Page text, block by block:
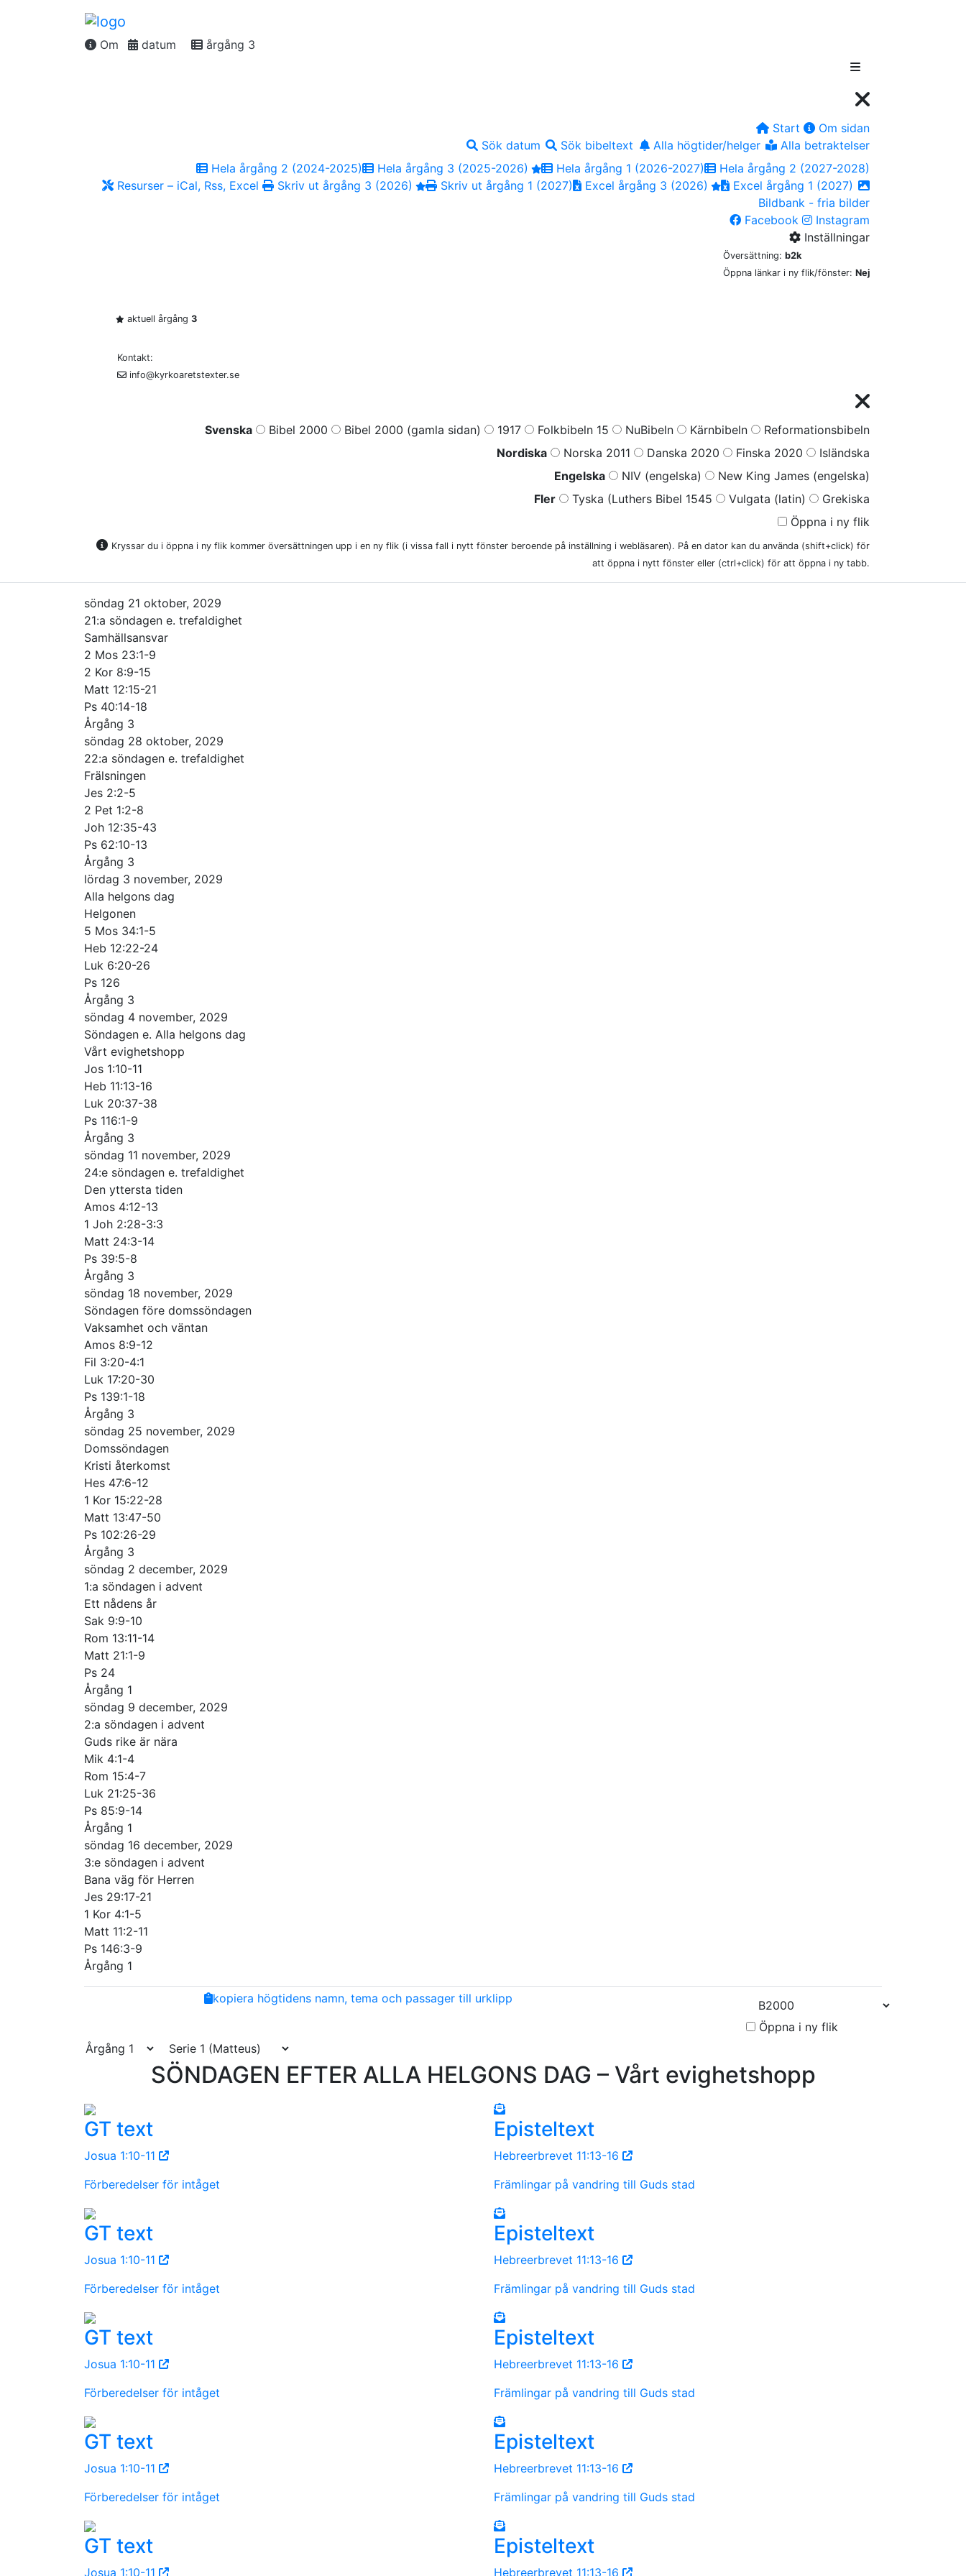
Om datum årgång 3
Start
Om sidan
Sök datum
Sök bibeltext Alla högtider/helger
Alla betraktelser
Hela årgång 2 (2024-2025)
Hela årgång 3 (2025-2026) Hela årgång 1 (2026-2027)
Hela årgång 2 (2027-2028)
Resurser – iCal, Rss, Excel
Skriv ut årgång 3 (2026) Skriv ut årgång 1 (2027) Excel årgång 3 (2026)
Excel årgång 1 (2027)
Bildbank - fria bilder
Facebook
Instagram
Inställningar
Översättning: b2k
Öppna länkar i ny flik/fönster: Nej
aktuell årgång 3
Kontakt:
info@kyrkoaretstexter.se
Svenska Bibel 2000 Bibel 2000 (gamla sidan) 1917 Folkbibeln 15 NuBibeln Kärnbibeln
Reformationsbibeln
Nordiska
Norska 2011 Danska 2020 Finska 2020
Isländska
Engelska
NIV (engelska)
New King James (engelska)
Fler
Tyska (Luthers Bibel 1545 Vulgata (latin)
Grekiska
Öppna i ny flik
Kryssar du i öppna i ny flik kommer översättningen upp i en ny flik (i vissa fall i nytt fönster beroende på inställning i webläsaren). På en dator kan du använda (shift+click) för
att öppna i nytt fönster eller (ctrl+click) för att öppna i ny tabb.
söndag 21 oktober, 2029
21:a söndagen e. trefaldighet
Samhällsansvar
2 Mos 23:1-9
2 Kor 8:9-15
Matt 12:15-21
Ps 40:14-18
Årgång 3
söndag 28 oktober, 2029
22:a söndagen e. trefaldighet
Frälsningen
Jes 2:2-5
2 Pet 1:2-8
Joh 12:35-43
Ps 62:10-13
Årgång 3
lördag 3 november, 2029
Alla helgons dag
Helgonen
5 Mos 34:1-5
Heb 12:22-24
Luk 6:20-26
Ps 126
Årgång 3
söndag 4 november, 2029
Söndagen e. Alla helgons dag
Vårt evighetshopp
Jos 1:10-11
Heb 11:13-16
Luk 20:37-38
Ps 116:1-9
Årgång 3
söndag 11 november, 2029
24:e söndagen e. trefaldighet
Den yttersta tiden
Amos 4:12-13
1 Joh 2:28-3:3
Matt 24:3-14
Ps 39:5-8
Årgång 3
söndag 18 november, 2029
Söndagen före domssöndagen
Vaksamhet och väntan
Amos 8:9-12
Fil 3:20-4:1
Luk 17:20-30
Ps 139:1-18
Årgång 3
söndag 25 november, 2029
Domssöndagen
Kristi återkomst
Hes 47:6-12
1 Kor 15:22-28
Matt 13:47-50
Ps 102:26-29
Årgång 3
söndag 2 december, 2029
1:a söndagen i advent
Ett nådens år
Sak 9:9-10
Rom 13:11-14
Matt 21:1-9
Ps 24
Årgång 1
söndag 9 december, 2029
2:a söndagen i advent
Guds rike är nära
Mik 4:1-4
Rom 15:4-7
Luk 21:25-36
Ps 85:9-14
Årgång 1
söndag 16 december, 2029
3:e söndagen i advent
Bana väg för Herren
Jes 29:17-21
1 Kor 4:1-5
Matt 11:2-11
Ps 146:3-9
Årgång 1
EmailCopy
kopiera högtidens namn, tema och passager till urklipp
Öppna i ny flik
SÖNDAGEN EFTER ALLA HELGONS DAG – Vårt evighetshopp
GT text
Josua 1:10-11
Förberedelser för intåget
GT text
Josua 1:10-11
Förberedelser för intåget
GT text
Josua 1:10-11
Förberedelser för intåget
GT text
Josua 1:10-11
Förberedelser för intåget
GT text
Josua 1:10-11
Episteltext
Hebreerbrevet 11:13-16
Främlingar på vandring till Guds stad
Episteltext
Hebreerbrevet 11:13-16
Främlingar på vandring till Guds stad
Episteltext
Hebreerbrevet 11:13-16
Främlingar på vandring till Guds stad
Episteltext
Hebreerbrevet 11:13-16
Främlingar på vandring till Guds stad
Episteltext
Hebreerbrevet 11:13-16